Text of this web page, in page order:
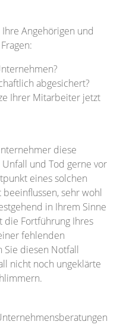
Angehörigen und
abgesichert?
Ihrer Mitarbeiter jetzt
diese
Unfall und Tod gerne vor
eines solchen
sehr wohl
in Ihrem Sinne
die Fortführung Ihres
fehlenden
Sie diesen Notfall
nicht noch ungeklärte